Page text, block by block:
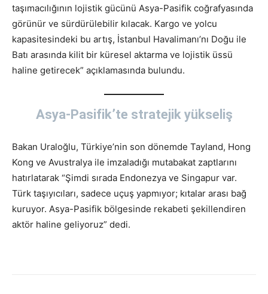
taşımacılığının lojistik gücünü Asya-Pasifik coğrafyasında
görünür ve sürdürülebilir kılacak. Kargo ve yolcu
kapasitesindeki bu artış, İstanbul Havalimanı’nı Doğu ile
Batı arasında kilit bir küresel aktarma ve lojistik üssü
haline getirecek” açıklamasında bulundu.
Asya-Pasifik’te stratejik yükseliş
Bakan Uraloğlu, Türkiye’nin son dönemde Tayland, Hong
Kong ve Avustralya ile imzaladığı mutabakat zaptlarını
hatırlatarak “Şimdi sırada Endonezya ve Singapur var.
Türk taşıyıcıları, sadece uçuş yapmıyor; kıtalar arası bağ
kuruyor. Asya-Pasifik bölgesinde rekabeti şekillendiren
aktör haline geliyoruz” dedi.